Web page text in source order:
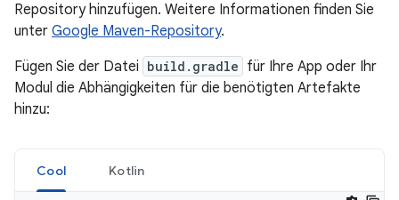
Repository hinzufügen. Weitere Informationen finden Sie
unter Google Maven-Repository.
Fügen Sie der Datei build.gradle für Ihre App oder Ihr
Modul die Abhängigkeiten für die benötigten Artefakte
hinzu:
Cool Kotlin